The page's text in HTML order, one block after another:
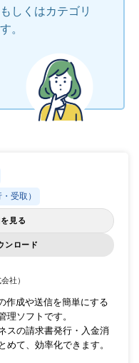
しくはカテゴリ
。
受取）
見る
ンロード
社）
作成や送信を簡単にする
理ソフトです。
スの請求書発行・入金消
めて、効率化できます。